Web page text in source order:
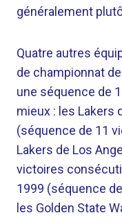
généralement
Quatre autres
de championnat
une séquence de
mieux : les Lakers
(séquence de 11
Lakers de Los
victoires
1999 (séquence
les Golden State